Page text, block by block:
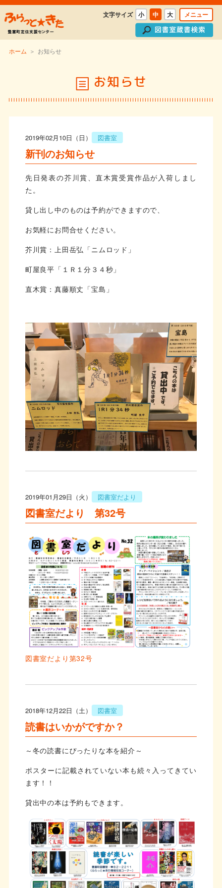
文字サイズ 小 中 大 メニュー
ホーム ＞ お知らせ
お知らせ
2019年02月10日（日） 図書室
新刊のお知らせ
先日発表の芥川賞、直木賞受賞作品が入荷しまし
た。
貸し出し中のものは予約ができますので、
お気軽にお問合せください。
芥川賞：上田岳弘「ニムロッド」
町屋良平「１Ｒ１分３４秒」
直木賞：真藤順丈「宝島」
2019年01月29日（火） 図書室だより
図書室だより 第32号
図書室だより第32号
2018年12月22日（土） 図書室
読書はいかがですか？
～冬の読書にぴったりな本を紹介～
ポスターに記載されていない本も続々入ってきてい
ます！！
貸出中の本は予約もできます。